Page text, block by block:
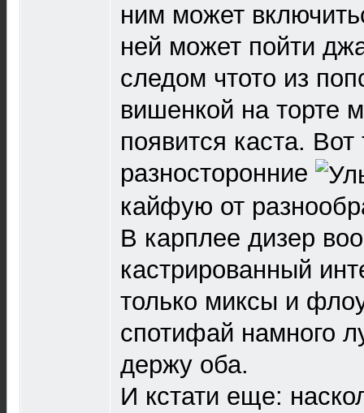
ним может
ней может пойти
следом чтото из
вишенкой на торте
появится каста.
разносторонние
кайфую от
В карплее дизер
кастрированный
только миксы и
спотифай намного
держу оба.
И кстати еще: